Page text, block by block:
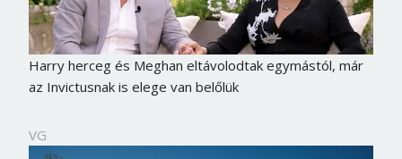
Harry herceg és Meghan eltávolodtak egymástól, már
az Invictusnak is elege van belőlük
VG